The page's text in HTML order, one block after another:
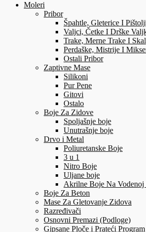
Moleri
Pribor
Špahtle, Gleterice I Pištolji
Valjci, Četke I Drške
Trake, Merne Trake I
Perdaške, Mistrije I
Ostali Pribor
Zaptivne Mase
Silikoni
Pur Pene
Gitovi
Ostalo
Boje Za Zidove
Spoljašnje boje
Unutrašnje boje
Drvo i Metal
Poliuretanske Boje
3 u 1
Nitro Boje
Uljane boje
Akrilne Boje Na Vodenoj
Boje Za Beton
Mase Za Gletovanje Zidova
Razređivači
Osnovni Premazi (Podloge)
Gipsane Ploče i Prateći Program